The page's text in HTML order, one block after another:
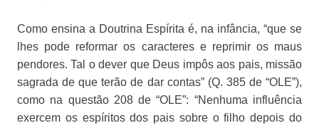
Como ensina a Doutrina Espírita é, na infância, “que se
lhes pode reformar os caracteres e reprimir os maus
pendores. Tal o dever que Deus impôs aos pais, missão
sagrada de que terão de dar contas” (Q. 385 de “OLE”),
como na questão 208 de “OLE”: “Nenhuma influência
exercem os espíritos dos pais sobre o filho depois do